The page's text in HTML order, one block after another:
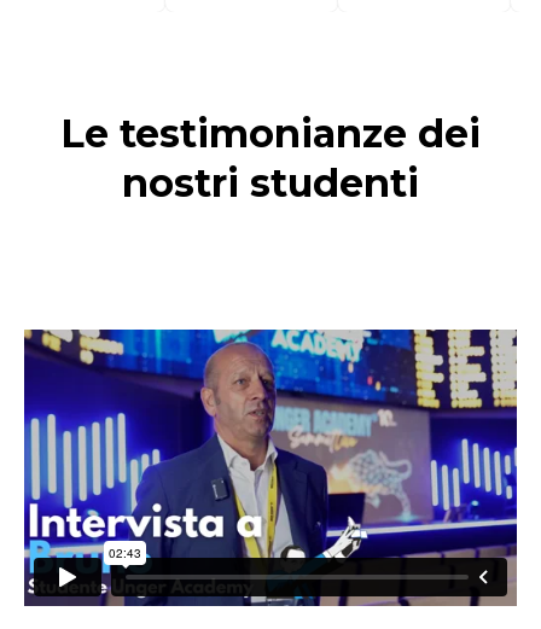
Le testimonianze dei
nostri studenti